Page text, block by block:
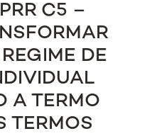
C5 –
DE
A TERMO
TERMOS